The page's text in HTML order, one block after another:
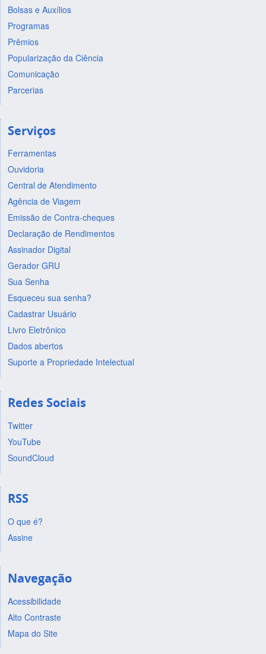
Bolsas e Auxílios
Programas
Prêmios
Popularização da Ciência
Comunicação
Parcerias
Serviços
Ferramentas
Ouvidoria
Central de Atendimento
Agência de Viagem
Emissão de Contra-cheques
Declaração de Rendimentos
Assinador Digital
Gerador GRU
Sua Senha
Esqueceu sua senha?
Cadastrar Usuário
Livro Eletrônico
Dados abertos
Suporte a Propriedade Intelectual
Redes Sociais
Twitter
YouTube
SoundCloud
RSS
O que é?
Assine
Navegação
Acessibilidade
Alto Contraste
Mapa do Site